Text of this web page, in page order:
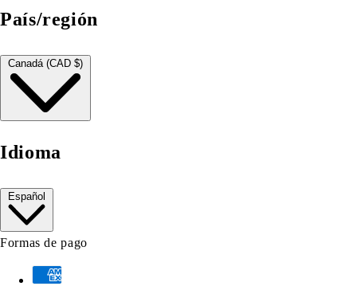
País/región
Canadá (CAD $)
Idioma
Español
Formas de pago